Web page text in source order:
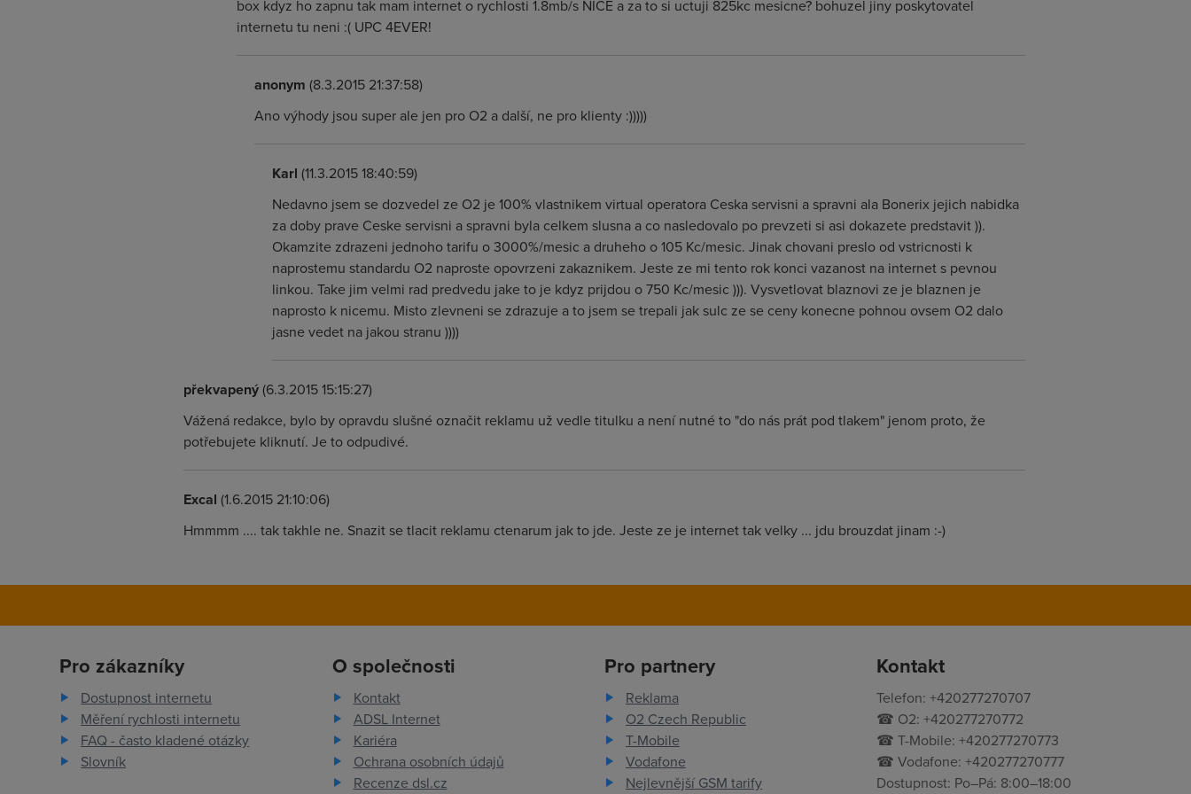
box kdyz ho zapnu tak mam internet o rychlosti 1.8mb/s NICE a za to si uctuji 825kc mesicne? bohuzel jiny poskytovatel
internetu tu neni :( UPC 4EVER!
anonym (8.3.2015 21:37:58)
Ano výhody jsou super ale jen pro O2 a další, ne pro klienty :)))))
Karl (11.3.2015 18:40:59)
Nedavno jsem se dozvedel ze O2 je 100% vlastnikem virtual operatora Ceska servisni a spravni ala Bonerix jejich nabidka
za doby prave Ceske servisni a spravni byla celkem slusna a co nasledovalo po prevzeti si asi dokazete predstavit )).
Okamzite zdrazeni jednoho tarifu o 3000%/mesic a druheho o 105 Kc/mesic. Jinak chovani preslo od vstricnosti k
naprostemu standardu O2 naproste opovrzeni zakaznikem. Jeste ze mi tento rok konci vazanost na internet s pevnou
linkou. Take jim velmi rad predvedu jake to je kdyz prijdou o 750 Kc/mesic ))). Vysvetlovat blaznovi ze je blaznen je
naprosto k nicemu. Misto zlevneni se zdrazuje a to jsem se trepali jak sulc ze se ceny konecne pohnou ovsem O2 dalo
jasne vedet na jakou stranu ))))
překvapený(6.3.2015 15:15:27)
Vážená redakce, bylo by opravdu slušné označit reklamu už vedle titulku a není nutné to "do nás prát pod tlakem" jenom proto, že
potřebujete kliknutí. Je to odpudivé.
Excal (1.6.2015 21:10:06)
Hmmmm .... tak takhle ne. Snazit se tlacit reklamu ctenarum jak to jde. Jeste ze je internet tak velky ... jdu brouzdat jinam :-)
Pro zákazníky
Dostupnost internetu
Měření rychlosti internetu
FAQ - často kladené otázky
Slovník
O společnosti
Kontakt
ADSL Internet
Kariéra
Ochrana osobních údajů
Recenze dsl.cz
Pro partnery
Reklama
O2 Czech Republic
T-Mobile
Vodafone
Nejlevnější GSM tarify
Kontakt
Telefon: +420277270707
☎ O2: +420277270772
☎ T-Mobile: +420277270773
☎ Vodafone: +420277270777
Dostupnost: Po–Pá: 8:00–18:00